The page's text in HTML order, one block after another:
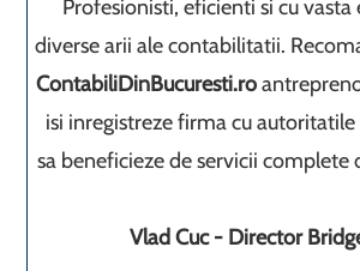
Profesionisti, eficienti si cu
diverse arii ale contabilitatii.
ContabiliDinBucuresti.ro
isi inregistreze firma cu autoritatile
sa beneficieze de servicii complete
Vlad Cuc - Director